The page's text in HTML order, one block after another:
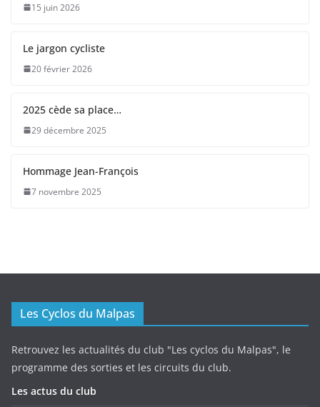
15 juin 2026
Le jargon cycliste
20 février 2026
2025 cède sa place…
29 décembre 2025
Hommage Jean-François
7 novembre 2025
Les Cyclos du Malpas
Retrouvez les actualités du club "Les cyclos du Malpas", le
programme des sorties et les circuits du club.
Les actus du club